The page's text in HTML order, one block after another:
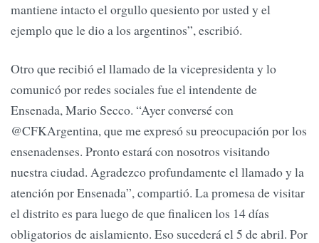
mantiene intacto el orgullo quesiento por usted y el
ejemplo que le dio a los argentinos”, escribió.
Otro que recibió el llamado de la vicepresidenta y lo
comunicó por redes sociales fue el intendente de
Ensenada, Mario Secco. “Ayer conversé con
@CFKArgentina, que me expresó su preocupación por los
ensenadenses. Pronto estará con nosotros visitando
nuestra ciudad. Agradezco profundamente el llamado y la
atención por Ensenada”, compartió. La promesa de visitar
el distrito es para luego de que finalicen los 14 días
obligatorios de aislamiento. Eso sucederá el 5 de abril. Por